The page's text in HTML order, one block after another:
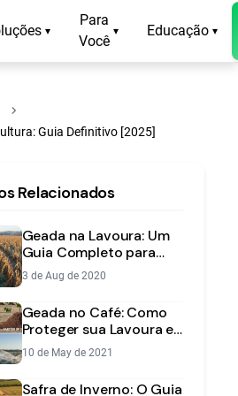
▾
Para
Você
▾ Educação ▾
navigate_next
Guia Definitivo [2025]
min
leitura
Relacionados
Geada na Lavoura: Um
Guia Completo para
Prevenir Perdas de
Grãos
3 de Aug de 2020
Geada no Café: Como
Proteger sua Lavoura e
Evitar Perdas
10 de May de 2021
Safra de Inverno: O Guia